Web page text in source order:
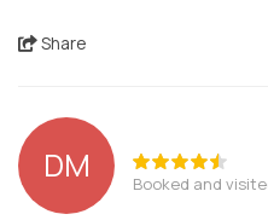
Share
DM Booked and